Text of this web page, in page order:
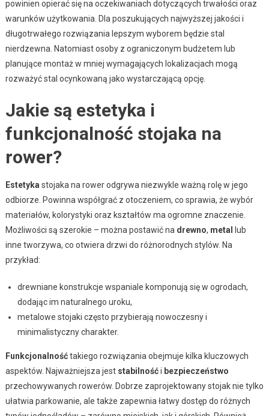
powinien opierać się na oczekiwaniach dotyczących trwałości oraz
warunków użytkowania. Dla poszukujących najwyższej jakości i
długotrwałego rozwiązania lepszym wyborem będzie stal
nierdzewna. Natomiast osoby z ograniczonym budżetem lub
planujące montaż w mniej wymagających lokalizacjach mogą
rozważyć stal ocynkowaną jako wystarczającą opcję.
Jakie są estetyka i
funkcjonalność stojaka na
rower?
Estetyka stojaka na rower odgrywa niezwykle ważną rolę w jego
odbiorze. Powinna współgrać z otoczeniem, co sprawia, że wybór
materiałów, kolorystyki oraz kształtów ma ogromne znaczenie.
Możliwości są szerokie – można postawić na drewno, metal
lub
inne tworzywa, co otwiera drzwi do różnorodnych stylów. Na
przykład:
drewniane konstrukcje wspaniale komponują się w ogrodach,
dodając im naturalnego uroku,
metalowe stojaki często przybierają nowoczesny i
minimalistyczny charakter.
Funkcjonalnośćtakiego rozwiązania obejmuje kilka kluczowych
aspektów. Najważniejsza jest stabilnośći bezpieczeństwo
przechowywanych rowerów. Dobrze zaprojektowany stojak nie tylko
ułatwia parkowanie, ale także zapewnia łatwy dostęp do różnych